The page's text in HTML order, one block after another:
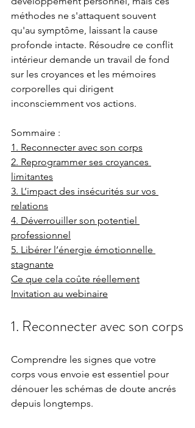
méthodes ne s'attaquent souvent
qu'au symptôme, laissant la cause
profonde intacte. Résoudre ce conflit
intérieur demande un travail de fond
sur les croyances et les mémoires
corporelles qui dirigent
inconsciemment vos actions.
Sommaire :
1. Reconnecter avec son corps
2. Reprogrammer ses croyances
limitantes
3. L’impact des insécurités sur vos
relations
4. Déverrouiller son potentiel
professionnel
5. Libérer l’énergie émotionnelle
stagnante
Ce que cela coûte réellement
Invitation au webinaire
1. Reconnecter avec son corps
Comprendre les signes que votre
corps vous envoie est essentiel pour
dénouer les schémas de doute ancrés
depuis longtemps.